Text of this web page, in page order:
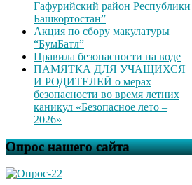
Гафурийский район Республики
Башкортостан”
Акция по сбору макулатуры
“БумБатл”
Правила безопасности на воде
ПАМЯТКА ДЛЯ УЧАЩИХСЯ
И РОДИТЕЛЕЙ о мерах
безопасности во время летних
каникул «Безопасное лето –
2026»
Опрос нашего сайта